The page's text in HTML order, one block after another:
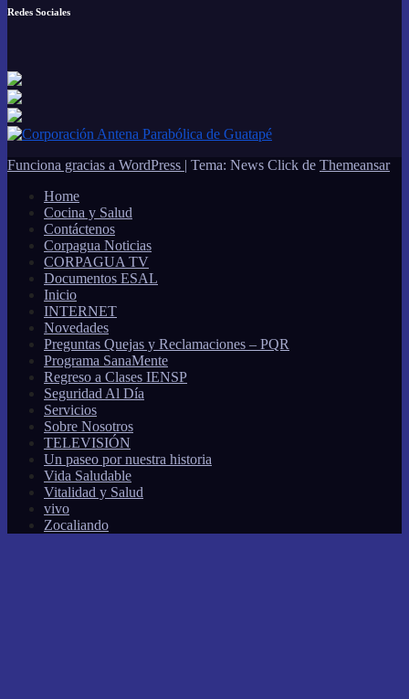
Redes Sociales
Funciona gracias a WordPress | Tema: News Click de Themeansar
Home
Cocina y Salud
Contáctenos
Corpagua Noticias
CORPAGUA TV
Documentos ESAL
Inicio
INTERNET
Novedades
Preguntas Quejas y Reclamaciones – PQR
Programa SanaMente
Regreso a Clases IENSP
Seguridad Al Día
Servicios
Sobre Nosotros
TELEVISIÓN
Un paseo por nuestra historia
Vida Saludable
Vitalidad y Salud
vivo
Zocaliando